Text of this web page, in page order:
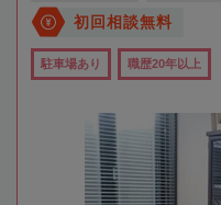
初回相談無料
駐車場あり 職歴20年以上